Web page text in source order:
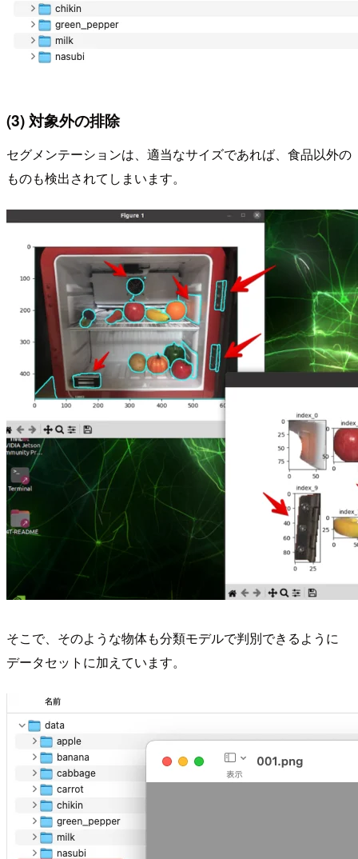
(3) 対象外の排除
セグメンテーションは、適当なサイズであれば、食品以外の
ものも検出されてしまいます。
そこで、そのような物体も分類モデルで判別できるように
データセットに加えています。